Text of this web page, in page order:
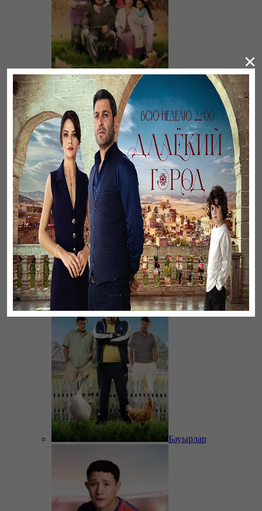
Үзілген жапырақтар
Үнсіз жүрек
Бауырлар
×